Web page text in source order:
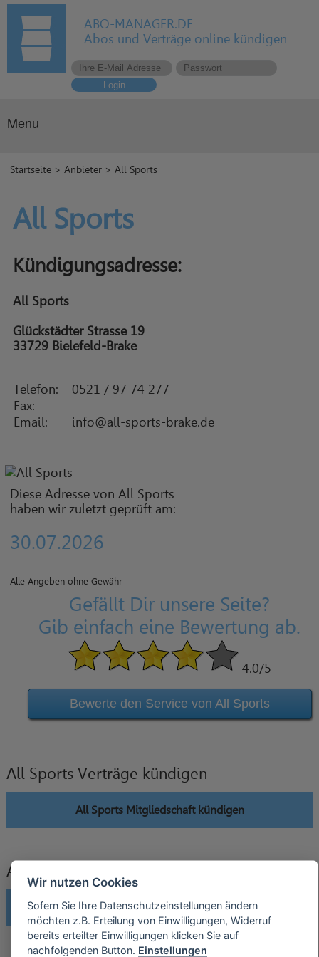
ABO-MANAGER.DE
Abos und Verträge online kündigen
Login
Menu
Startseite >Anbieter > All Sports
All Sports
Kündigungsadresse:
All Sports
Glückstädter Strasse 19
33729 Bielefeld-Brake
Telefon:
0521 / 97 74 277
Fax:
Email:
info@all-sports-brake.de
Diese Adresse von All Sports
haben wir zuletzt geprüft am:
30.07.2026
Alle Angeben ohne Gewähr
Gefällt Dir unsere Seite?
Gib einfach eine Bewertung ab.
4.0/5
Bewerte den Service von All Sports
All Sports Verträge kündigen
All Sports Mitgliedschaft kündigen
All Sports Verträge widerrufen
All Sports Mitgliedschaft widerrufen
Wir nutzen Cookies
Sofern Sie Ihre Datenschutzeinstellungen ändern
möchten z.B. Erteilung von Einwilligungen, Widerruf
bereits erteilter Einwilligungen klicken Sie auf
nachfolgenden Button. Einstellungen